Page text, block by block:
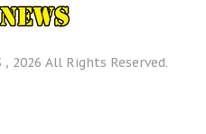
2026 All Rights Reserved.